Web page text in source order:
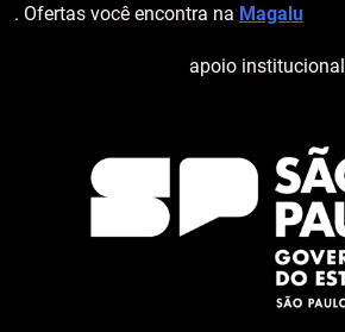
. Ofertas você encontra na Magalu
apoio institucional